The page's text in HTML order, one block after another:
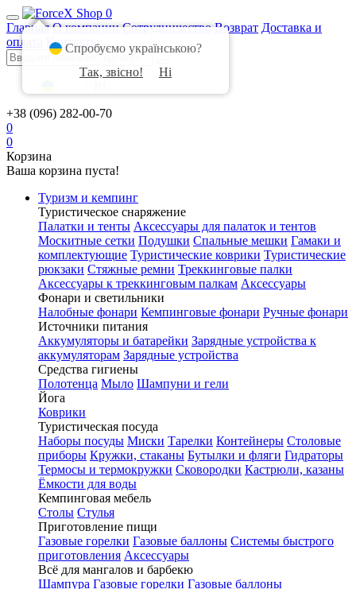
0
Главная О компании Сотрудничество Возврат Доставка и
оплата
Контакты
+38 (096) 282-00-70
0
0
Корзина
Ваша корзина пуста!
Туризм и кемпинг
Туристическое снаряжение
Палатки и тенты Аксессуары для палаток и тентов
Москитные сетки Подушки Спальные мешки Гамаки и
комплектующие Туристические коврики Туристические
рюкзаки Стяжные ремни Треккинговые палки
Аксессуары к треккинговым палкам Аксессуары
Фонари и светильники
Налобные фонари Кемпинговые фонари Ручные фонари
Источники питания
Аккумуляторы и батарейки Зарядные устройства к
аккумуляторам Зарядные устройства
Средства гигиены
Полотенца Мыло Шампуни и гели
Йога
Коврики
Туристическая посуда
Наборы посуды Миски Тарелки Контейнеры Столовые
приборы Кружки, стаканы Бутылки и фляги Гидраторы
Термосы и термокружки Сковородки Кастрюли, казаны
Ёмкости для воды
Кемпинговая мебель
Столы Стулья
Приготовление пищи
Газовые горелки Газовые баллоны Системы быстрого
приготовления Аксессуары
Всё для мангалов и барбекю
Шампура Газовые горелки Газовые баллоны
Спробуємо українською?
Так, звісно!
Ні